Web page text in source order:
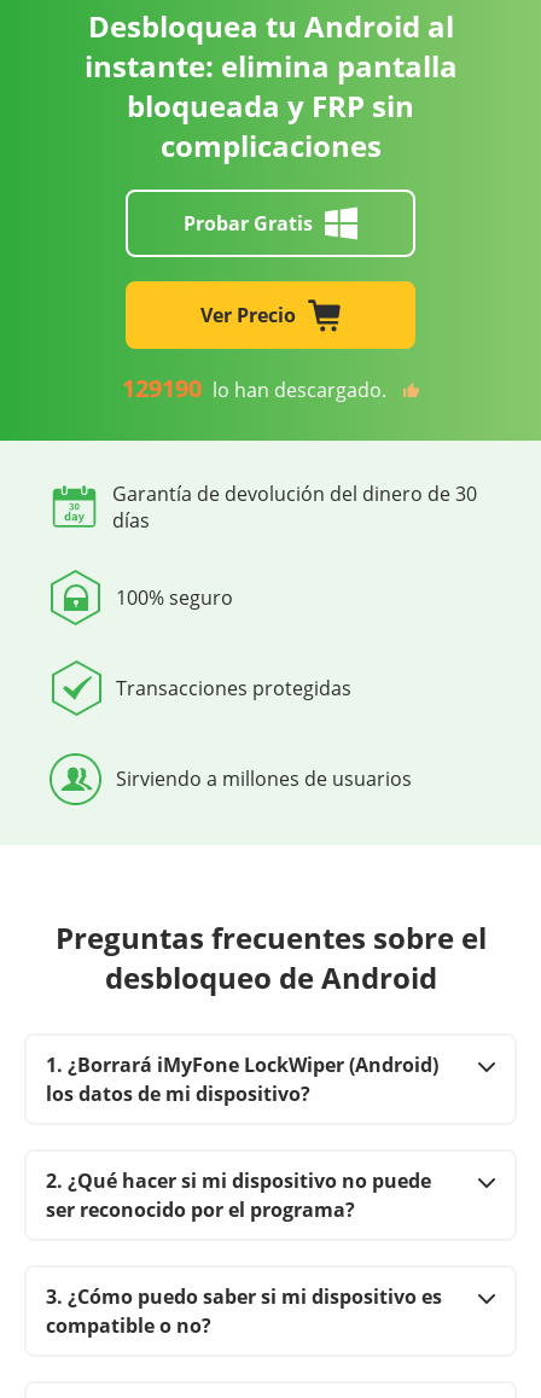
Desbloquea tu Android al
instante: elimina pantalla
bloqueada y FRP sin
complicaciones
Probar Gratis
Ver Precio
129190 lo han descargado.
Garantía de devolución del dinero de 30
días
100% seguro
Transacciones protegidas
Sirviendo a millones de usuarios
Preguntas frecuentes sobre el
desbloqueo de Android
1. ¿Borrará iMyFone LockWiper (Android)
los datos de mi dispositivo?
2. ¿Qué hacer si mi dispositivo no puede
ser reconocido por el programa?
3. ¿Cómo puedo saber si mi dispositivo es
compatible o no?